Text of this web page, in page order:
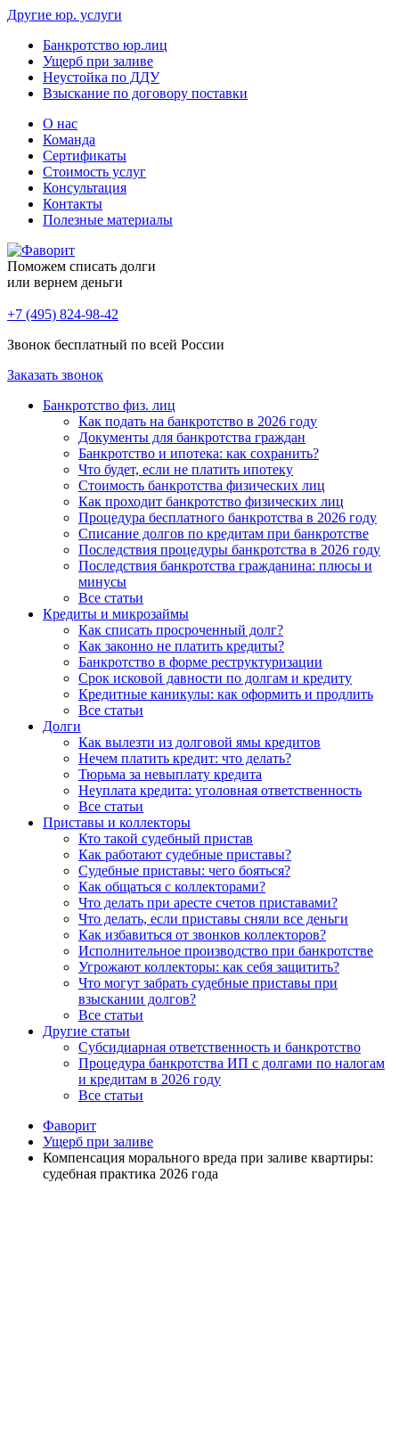
Другие юр. услуги
Банкротство юр.лиц
Ущерб при заливе
Неустойка по ДДУ
Взыскание по договору поставки
О нас
Команда
Сертификаты
Стоимость услуг
Консультация
Контакты
Полезные материалы
Поможем списать долги
или вернем деньги
+7 (495) 824-98-42
Звонок бесплатный по всей России
Заказать звонок
Банкротство физ. лиц
Как подать на банкротство в 2026 году
Документы для банкротства граждан
Банкротство и ипотека: как сохранить?
Что будет, если не платить ипотеку
Стоимость банкротства физических лиц
Как проходит банкротство физических лиц
Процедура бесплатного банкротства в 2026 году
Списание долгов по кредитам при банкротстве
Последствия процедуры банкротства в 2026 году
Последствия банкротства гражданина: плюсы и
минусы
Все статьи
Кредиты и микрозаймы
Как списать просроченный долг?
Как законно не платить кредиты?
Банкротство в форме реструктуризации
Срок исковой давности по долгам и кредиту
Кредитные каникулы: как оформить и продлить
Все статьи
Долги
Как вылезти из долговой ямы кредитов
Нечем платить кредит: что делать?
Тюрьма за невыплату кредита
Неуплата кредита: уголовная ответственность
Все статьи
Приставы и коллекторы
Кто такой судебный пристав
Как работают судебные приставы?
Судебные приставы: чего бояться?
Как общаться с коллекторами?
Что делать при аресте счетов приставами?
Что делать, если приставы сняли все деньги
Как избавиться от звонков коллекторов?
Исполнительное производство при банкротстве
Угрожают коллекторы: как себя защитить?
Что могут забрать судебные приставы при
взыскании долгов?
Все статьи
Другие статьи
Субсидиарная ответственность и банкротство
Процедура банкротства ИП с долгами по налогам
и кредитам в 2026 году
Все статьи
Фаворит
Ущерб при заливе
Компенсация морального вреда при заливе квартиры:
судебная практика 2026 года